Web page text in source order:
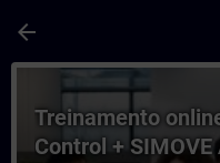
arrow_back
Curso -
Treinamento
Control + SIMOVE